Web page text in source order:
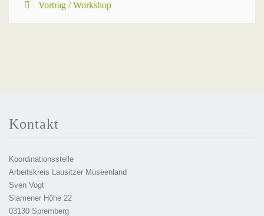
Vortrag / Workshop
Kontakt
Koordinationsstelle
Arbeitskreis Lausitzer Museenland
Sven Vogt
Slamener Höhe 22
03130 Spremberg